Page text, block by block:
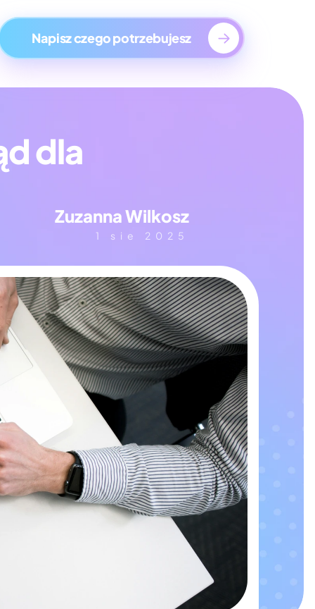
Napisz czego potrzebujesz
dla
Zuzanna Wilkosz
1 sie 2025